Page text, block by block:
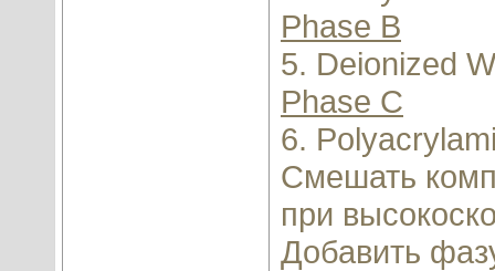
Phase В
5. Deionized
Phase С
6.
Смешать
при
Добавить